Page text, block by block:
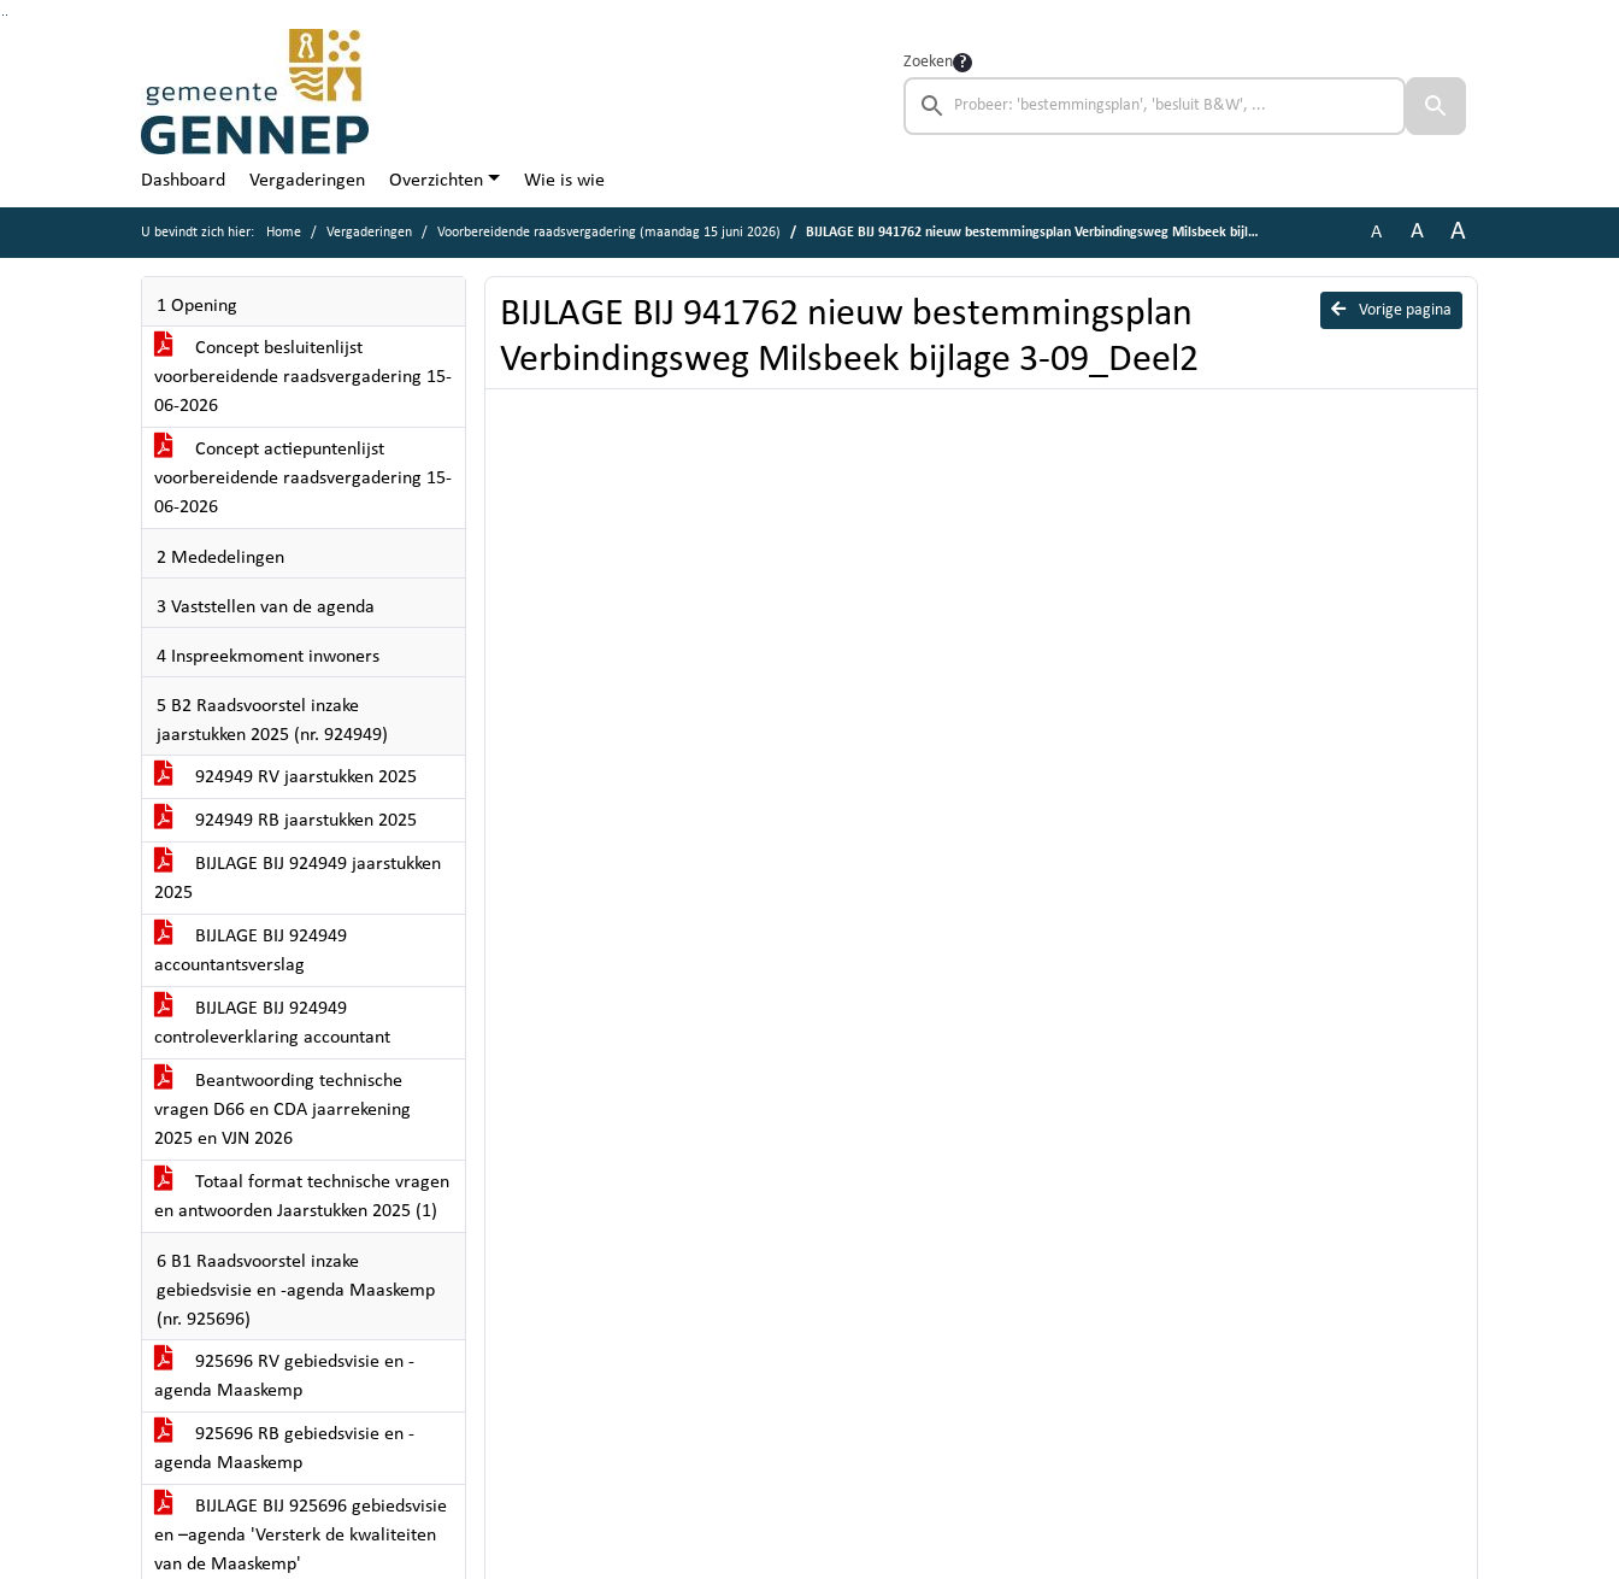
Zoeken
Dashboard Vergaderingen Overzichten Wie is wie
U bevindt zich hier: Home Vergaderingen Voorbereidende raadsvergadering (maandag 15 juni 2026) BIJLAGE BIJ 941762 nieuw bestemmingsplan Verbindingsweg Milsbeek bijlage 3-09_Deel2 A A A
1 Opening
Concept besluitenlijst
voorbereidende raadsvergadering 15-
06-2026
Concept actiepuntenlijst
voorbereidende raadsvergadering 15-
06-2026
2 Mededelingen
3 Vaststellen van de agenda
4 Inspreekmoment inwoners
5 B2 Raadsvoorstel inzake
jaarstukken 2025 (nr. 924949)
924949 RV jaarstukken 2025
924949 RB jaarstukken 2025
BIJLAGE BIJ 924949 jaarstukken
2025
BIJLAGE BIJ 924949
accountantsverslag
BIJLAGE BIJ 924949
controleverklaring accountant
Beantwoording technische
vragen D66 en CDA jaarrekening
2025 en VJN 2026
Totaal format technische vragen
en antwoorden Jaarstukken 2025 (1)
6 B1 Raadsvoorstel inzake
gebiedsvisie en -agenda Maaskemp
(nr. 925696)
925696 RV gebiedsvisie en -
agenda Maaskemp
925696 RB gebiedsvisie en -
agenda Maaskemp
BIJLAGE BIJ 925696 gebiedsvisie
en –agenda 'Versterk de kwaliteiten
van de Maaskemp'
Vorige pagina
BIJLAGE BIJ 941762 nieuw bestemmingsplan
Verbindingsweg Milsbeek bijlage 3-09_Deel2